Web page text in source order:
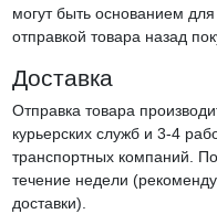
могут быть основанием
отправкой товара назад
Доставка
Отправка товара
курьерских служб и 3-4
транспортных компаний.
течение недели
доставки).